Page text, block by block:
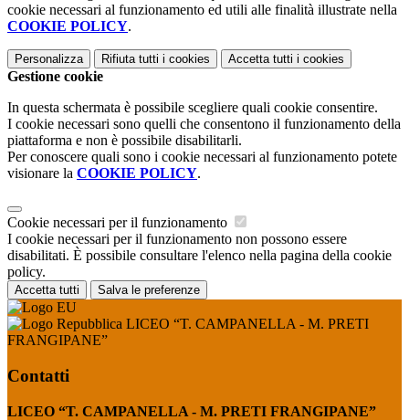
cookie necessari al funzionamento ed utili alle finalità illustrate nella
COOKIE POLICY.
Personalizza Rifiuta tutti i cookies Accetta tutti i cookies
Gestione cookie
In questa schermata è possibile scegliere quali cookie consentire.
I cookie necessari sono quelli che consentono il funzionamento della
piattaforma e non è possibile disabilitarli.
Per conoscere quali sono i cookie necessari al funzionamento potete
visionare la COOKIE POLICY.
Cookie necessari per il funzionamento
I cookie necessari per il funzionamento non possono essere
disabilitati. È possibile consultare l'elenco nella pagina della cookie
policy.
Accetta tutti Salva le preferenze
LICEO “T. CAMPANELLA - M. PRETI
FRANGIPANE”
Contatti
LICEO “T. CAMPANELLA - M. PRETI FRANGIPANE”